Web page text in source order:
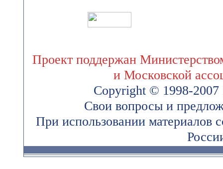
Проект поддержан
и Московской
Copyright © 1998-
Свои вопросы и
При использовании материалов